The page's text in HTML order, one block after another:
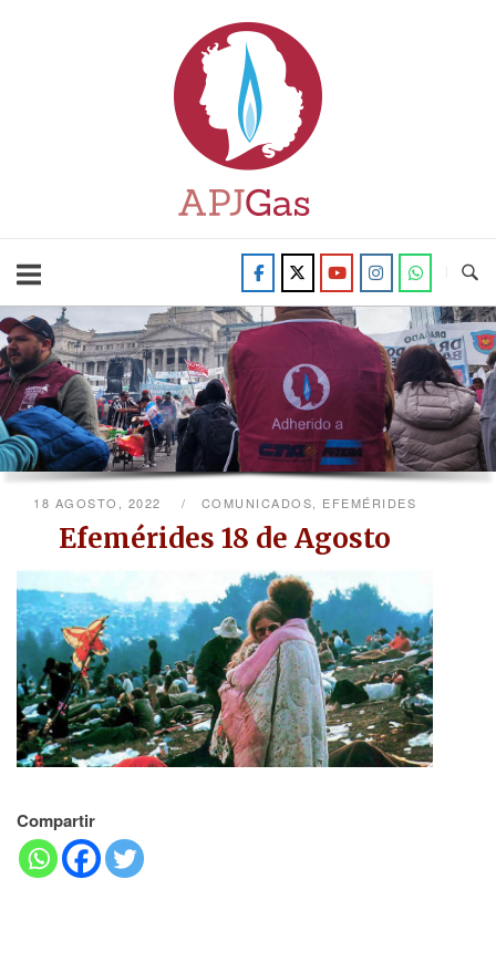
18 AGOSTO, 2022 COMUNICADOS, EFEMÉRIDES
Efemérides 18 de Agosto
Compartir